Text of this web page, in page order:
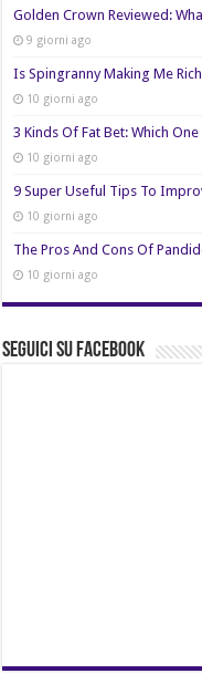
Golden Crown Reviewed:
9 giorni ago
Is Spingranny Making Me
10 giorni ago
3 Kinds Of Fat Bet: Which
10 giorni ago
9 Super Useful Tips To
10 giorni ago
The Pros And Cons Of
10 giorni ago
Seguici su Facebook